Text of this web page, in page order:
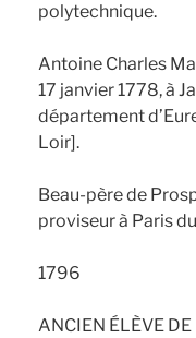
polytechnique.
Antoine Charles
17 janvier 1778, à
département
Loir].
Beau-père de
proviseur à Paris
1796
ANCIEN ÉLÈVE DE